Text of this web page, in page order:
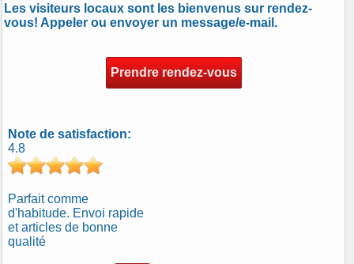
Les visiteurs locaux sont les bienvenus sur rendez-
vous! Appeler ou envoyer un message/e-mail.
Prendre rendez-vous
Note de satisfaction:
4.8
Parfait comme
d'habitude. Envoi rapide
et articles de bonne
qualité